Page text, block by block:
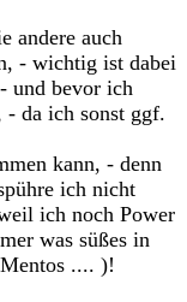
andere auch
- wichtig ist dabei
und bevor ich
- da ich sonst ggf.
kann, - denn
ich nicht
ich noch Power
was süßes in
.... )!